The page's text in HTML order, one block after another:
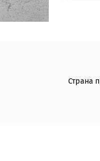
Страна